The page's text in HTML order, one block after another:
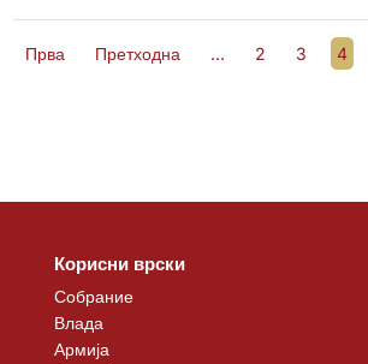
Прва Претходна ... 2 3 4
Корисни врски
Собрание
Влада
Армија